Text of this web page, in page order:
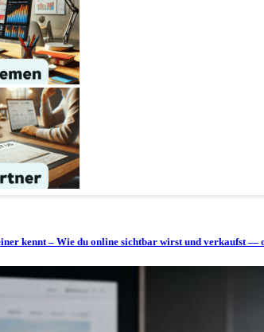
kennt – Wie du online sichtbar wirst und verkaufst —